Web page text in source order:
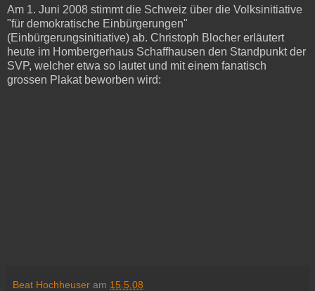
Am 1. Juni 2008 stimmt die Schweiz über die Volksinitiative
"für demokratische Einbürgerungen"
(Einbürgerungsinitiative) ab. Christoph Blocher erläutert
heute im Hombergerhaus Schaffhausen den Standpunkt der
SVP, welcher etwa so lautet und mit einem fanatisch
grossen Plakat beworben wird:
Beat Hochheuser am 15.5.08